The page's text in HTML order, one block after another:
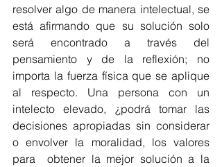
resolver algo de manera intelectual, se
está afirmando que su solución solo
será encontrado a través del
pensamiento y de la reflexión; no
importa la fuerza física que se aplique
al respecto. Una persona con un
intelecto elevado, ¿podrá tomar las
decisiones apropiadas sin considerar
o envolver la moralidad, los valores
para  obtener la mejor solución a la